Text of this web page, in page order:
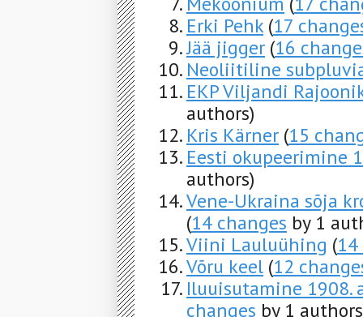
Erki Pehk (17
Jää jigger (16
Neoliitiline
EKP Viljandi
authors)
Kris Kärner (15
Eesti okupeerimine
authors)
Vene-Ukraina sõja
(14 changes by 1
Viini Lauluühing (
Võru keel (12
Iluuisutamine 1908.
changes by 1